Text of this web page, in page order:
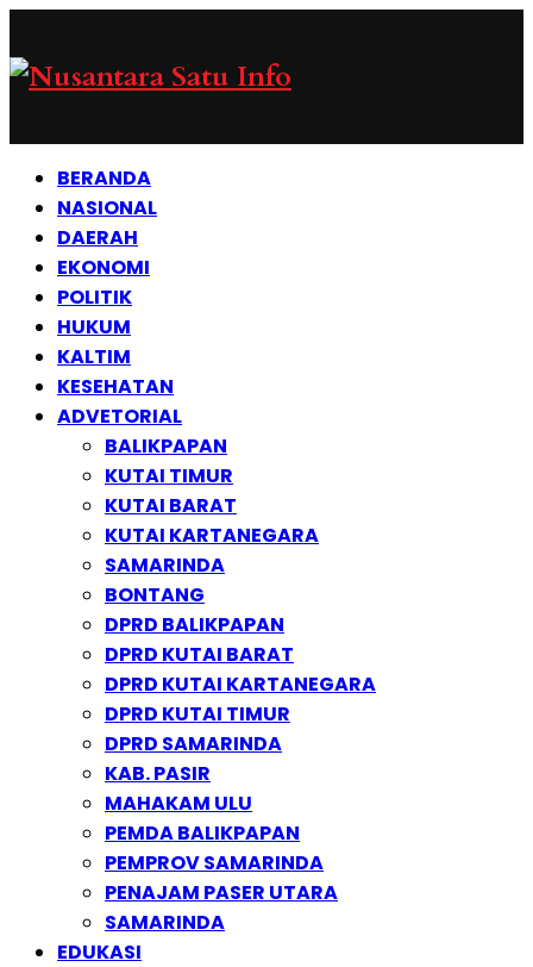
BERANDA
NASIONAL
DAERAH
EKONOMI
POLITIK
HUKUM
KALTIM
KESEHATAN
ADVETORIAL
BALIKPAPAN
KUTAI TIMUR
KUTAI BARAT
KUTAI KARTANEGARA
SAMARINDA
BONTANG
DPRD BALIKPAPAN
DPRD KUTAI BARAT
DPRD KUTAI KARTANEGARA
DPRD KUTAI TIMUR
DPRD SAMARINDA
KAB. PASIR
MAHAKAM ULU
PEMDA BALIKPAPAN
PEMPROV SAMARINDA
PENAJAM PASER UTARA
SAMARINDA
EDUKASI